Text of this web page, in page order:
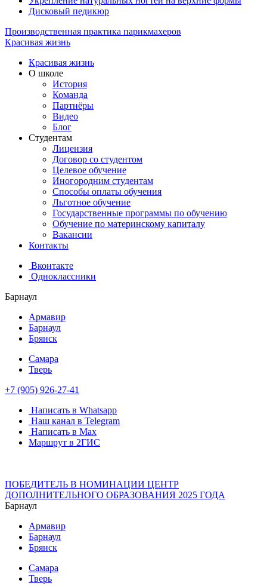
Дисковый педикюр
Производственная практика парикмахеров
Красивая жизнь
Красивая жизнь
О школе
История
Команда
Партнёры
Видео
Блог
Студентам
Лицензия
Договор со студентом
Целевое обучение
Иногородним студентам
Способы оплаты обучения
Льготное обучение
Государственные программы по обучению
Обучение по материнскому капиталу
Вакансии
Контакты
Вконтакте
Одноклассники
Барнаул
Армавир
Барнаул
Брянск
Самара
Тверь
+7 (905) 926-27-41
Написать в Whatsapp
Наш канал в Telegram
Написать в Max
Маршрут в 2ГИС
ПОБЕДИТЕЛЬ В НОМИНАЦИИ ЦЕНТР
ДОПОЛНИТЕЛЬНОГО ОБРАЗОВАНИЯ 2025 ГОДА
Барнаул
Армавир
Барнаул
Брянск
Самара
Тверь